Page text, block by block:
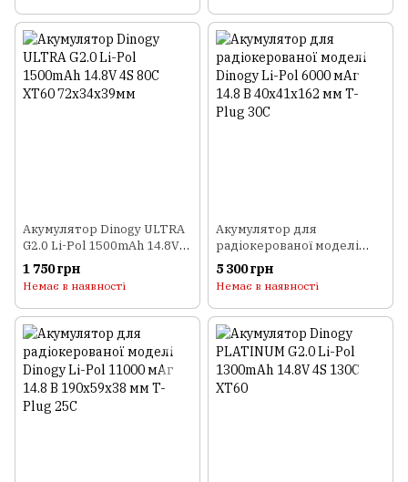
Акумулятор Dinogy ULTRA
G2.0 Li-Pol 1500mAh 14.8V
4S 80C XT60 72x34x39мм
1 750 грн
Немає в наявності
Акумулятор для
радіокерованої моделі
Dinogy Li-Pol 6000 мАг 14.8
В 40x41x162 мм T-Plug 30C
5 300 грн
Немає в наявності